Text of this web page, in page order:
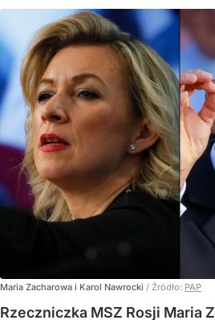
Maria Zacharowa i Karol Nawrocki / Źródło: PAP
Rzeczniczka MSZ Rosji Maria